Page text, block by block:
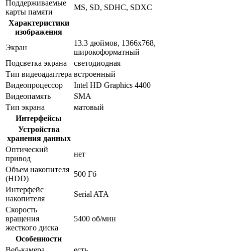
Поддерживаемые
карты памяти
MS, SD, SDHC, SDXC
Характеристики
изображения
Экран
13.3 дюймов, 1366x768,
широкоформатный
Подсветка экрана
светодиодная
Тип видеоадаптера встроенный
Видеопроцессор
Intel HD Graphics 4400
Видеопамять
SMA
Тип экрана
матовый
Интерфейсы
Устройства
хранения данных
Оптический
привод
нет
Объем накопителя
(HDD)
500 Гб
Интерфейс
накопителя
Serial ATA
Скорость
вращения
жесткого диска
5400 об/мин
Особенности